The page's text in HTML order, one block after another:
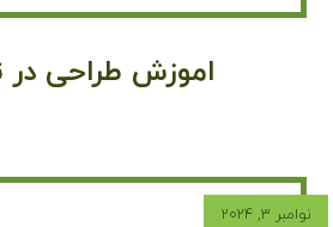
اموزش طراحی در
نوامبر ۳, ۲۰۲۴